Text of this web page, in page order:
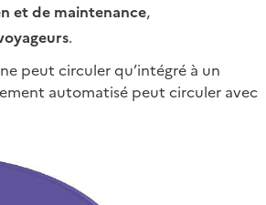
et de maintenance,
.
peut circuler qu’intégré à un
automatisé peut circuler avec